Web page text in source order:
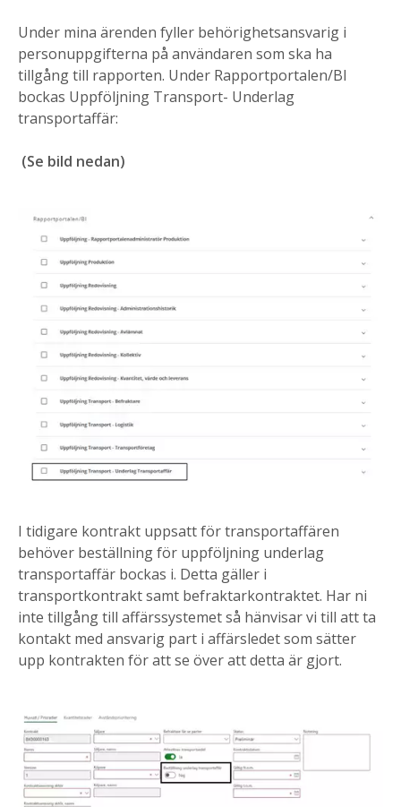
Under mina ärenden fyller behörighetsansvarig i
personuppgifterna på användaren som ska ha
tillgång till rapporten. Under Rapportportalen/BI
bockas Uppföljning Transport- Underlag
transportaffär:
(Se bild nedan)
I tidigare kontrakt uppsatt för transportaffären
behöver beställning för uppföljning underlag
transportaffär bockas i. Detta gäller i
transportkontrakt samt befraktarkontraktet. Har ni
inte tillgång till affärssystemet så hänvisar vi till att ta
kontakt med ansvarig part i affärsledet som sätter
upp kontrakten för att se över att detta är gjort.